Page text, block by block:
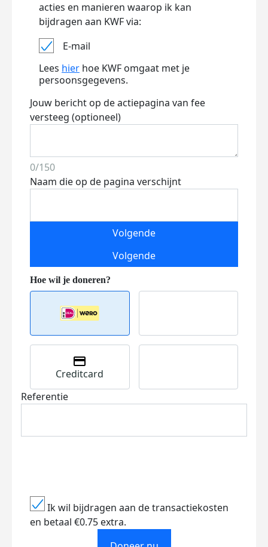
acties en manieren waarop ik kan
bijdragen aan KWF via:
E-mail
Lees hier hoe KWF omgaat met je
persoonsgegevens.
Jouw bericht op de actiepagina van fee
versteeg (optioneel)
0/150
Naam die op de pagina verschijnt
Volgende
Volgende
Creditcard
Referentie
Ik wil bijdragen aan de transactiekosten
en betaal €0.75 extra.